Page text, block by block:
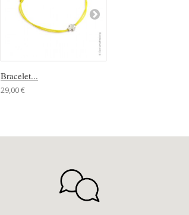
Bracelet...
29,00 €